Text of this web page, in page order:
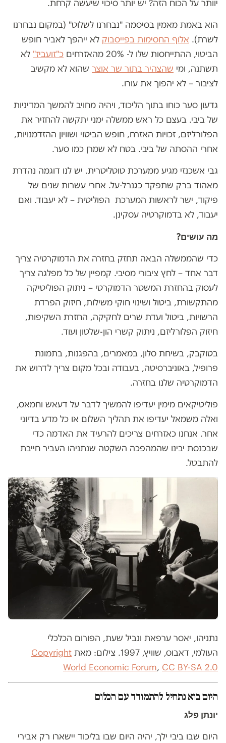
יוותר על הכוח הזה? יש יותר סיכוי שיעשה קרחת.
הוא באמת מאמין בסיסמה "נבחרנו לשלוט" (במקום נבחרנו
לשרת). אלוף החסימות בפייסבוק לא ייהפך לאביר חופש
הביטוי, ההתייחסות שלו ל- 20% מהאזרחים
כ"זועביז" לא
תשתנה, ומי שהצהיר בתור שר אוצר שהוא לא מקשיב
לציבור – לא יהפוך את עורו.
גדעון סער כוחו בתוך הליכוד, ויהיה מחויב להמשך המדיניות
של ביבי. בעצם כל ראש ממשלה ימני יתקשה להחזיר את
הפלורליזם, זכויות האזרח, חופש הביטוי ושוויון ההזדמנויות,
אחרי ההסתה של ביבי. בטח לא שמרן כמו סער.
גבי אשכנזי מגיע ממערכת טוטליטרית. יש לנו דוגמה נהדרת
מאהוד ברק שתפקד כגנרל-על. אחרי עשרות שנים של
פיקוד, ישר לראשות המערכת הפוליטית – לא יעבוד. ואם
יעבוד, לא בדמוקרטיה עסקינן.
מה עושים?
כדי שהממשלה הבאה תחזק בחזרה את הדמוקרטיה צריך
דבר אחד – לחץ ציבורי מסיבי. קמפיין של כל מפלגה צריך
לעסוק בהחזרת המשטר הדמוקרטי – ניתוק הפוליטיקה
מהתקשורת, ביטול ושינוי חוקי משילות, חיזוק הפרדת
הרשויות, ביטול ועדת שרים לחקיקה, החזרת השקיפות,
חיזוק הפלורליזם, ניתוק קשרי הון-שלטון ועוד.
בטוקבק, בשיחת סלון, במאמרים, בהפגנות, בתמונת
פרופיל, באוניברסיטה, בעבודה ובכל מקום צריך לדרוש את
הדמוקרטיה שלנו בחזרה.
פוליטיקאים מימין יעדיפו להמשיך לדבר על דעאש וחמאס,
ואלה משמאל יעדיפו את תהליך השלום או כל מדע בדיוני
אחר. אנחנו כאזרחים צריכים להרעיד את האדמה כדי
שבכנסת יבינו שהמהפכה השקטה שנתניהו העביר חייבת
להתבטל.
נתניהו, יאסר ערפאת ונביל שעת, הפורום הכלכלי
העולמי, דאבוס, שוויץ, 1997. צילום: מאת
Copyright
World Economic Forum, CC BY-SA 2.0
היום בוא נתחיל להתמודד עם הכלום
יונתן פלג
היום שבו ביבי ילך, יהיה היום שבו בליכוד יישארו רק אבירי